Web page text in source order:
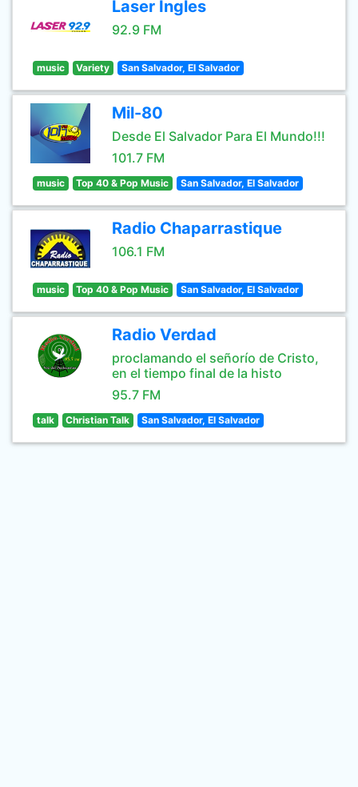
Laser Ingles
92.9 FM
music Variety San Salvador, El Salvador
Mil-80
Desde El Salvador Para El Mundo!!!
101.7 FM
music Top 40 & Pop Music San Salvador, El Salvador
Radio Chaparrastique
106.1 FM
music Top 40 & Pop Music San Salvador, El Salvador
Radio Verdad
proclamando el señorío de Cristo,
en el tiempo final de la histo
95.7 FM
talk Christian Talk San Salvador, El Salvador